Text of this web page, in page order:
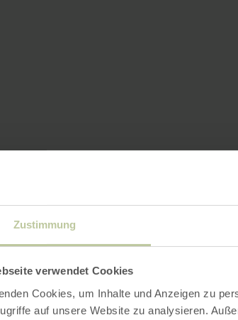
Zustimmung
verwendet Cookies
Cookies, um Inhalte und Anzeigen zu
auf unsere Website zu analysieren.